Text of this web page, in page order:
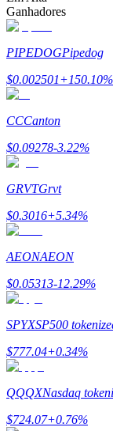
Indicação
Convide um
BTC Welcome
Deposit &
Ganhadores
PIPEDOGPipedog
$0.002501+150.10%
CCCanton
$0.09278-3.22%
GRVTGrvt
$0.3016+5.34%
AEONAEON
$0.05313-12.29%
SPYXSP500
$777.04+0.34%
QQQXNasdaq
$724.07+0.76%